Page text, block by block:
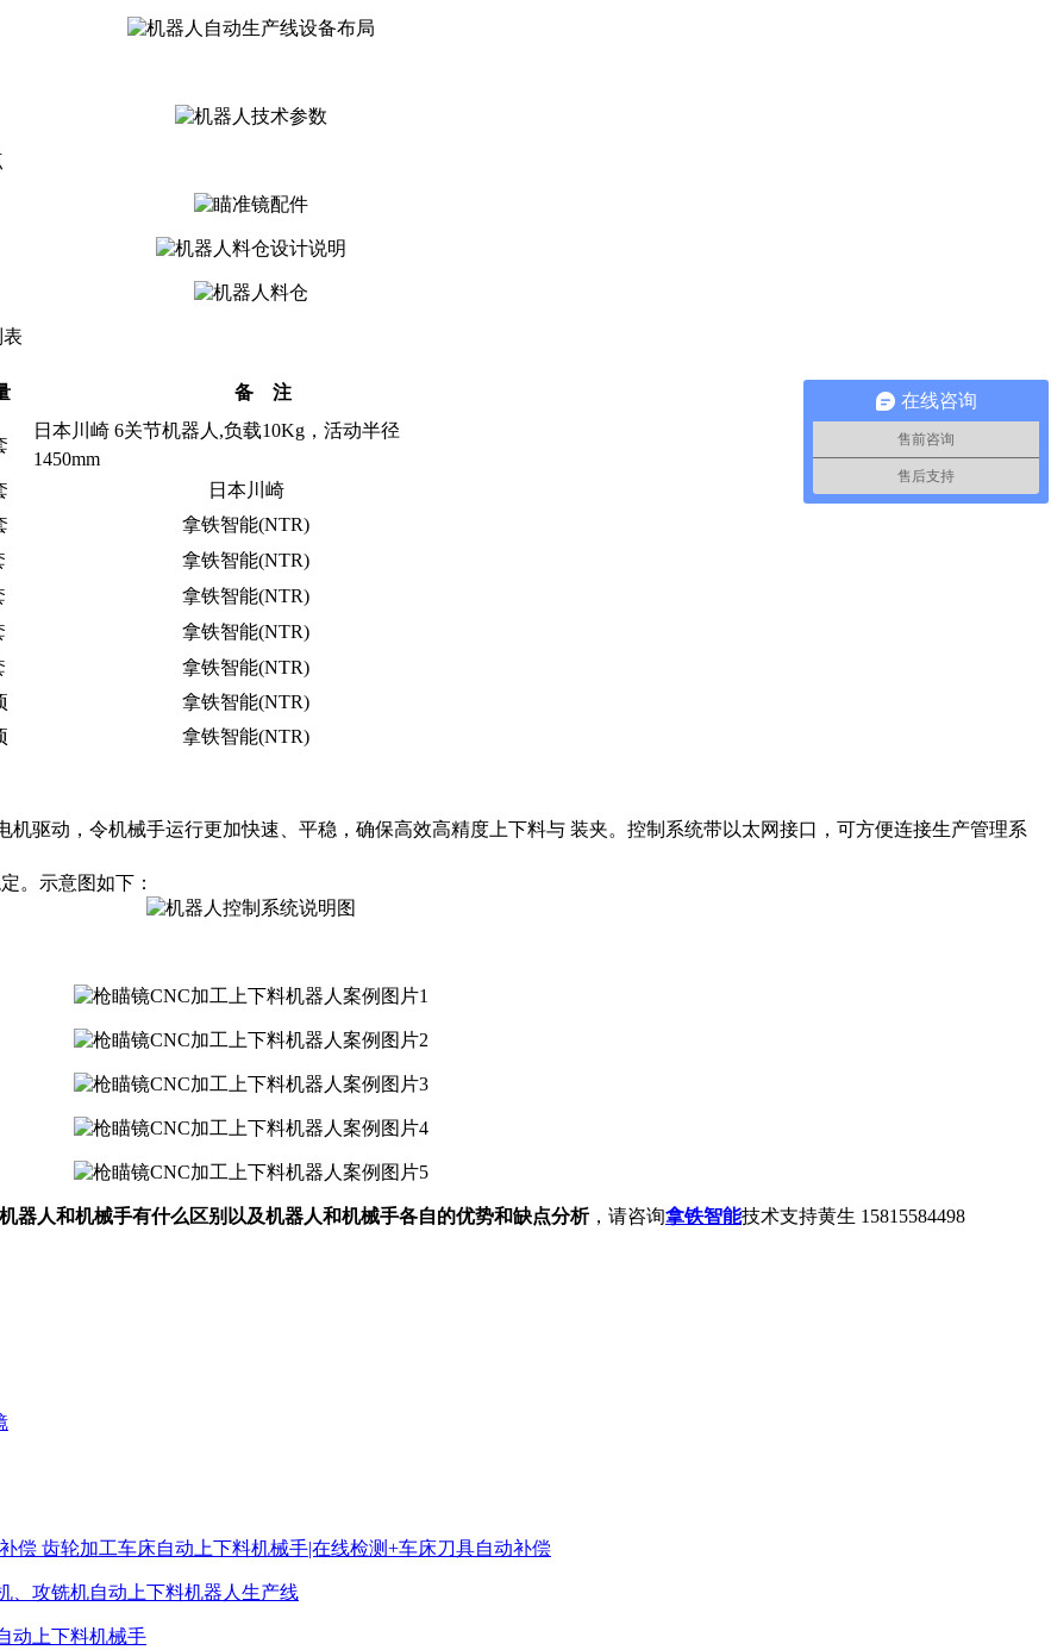
备 注
日本川崎 6关节机器人,负载10Kg，活动半径
1450mm
日本川崎
拿铁智能(NTR)
拿铁智能(NTR)
拿铁智能(NTR)
拿铁智能(NTR)
拿铁智能(NTR)
拿铁智能(NTR)
拿铁智能(NTR)
驱动，令机械手运行更加快速、平稳，确保高效高精度上下料与 装夹。控制系统带以太网接口，可方便连接生产管理系
。示意图如下：
机器人和机械手有什么区别以及机器人和机械手各自的优势和缺点分析，请咨询拿铁智能技术支持黄生 15815584498
齿轮加工车床自动上下料机械手|在线检测+车床刀具自动补偿
、攻铣机自动上下料机器人生产线
动上下料机械手
在线咨询
售前咨询
售后支持